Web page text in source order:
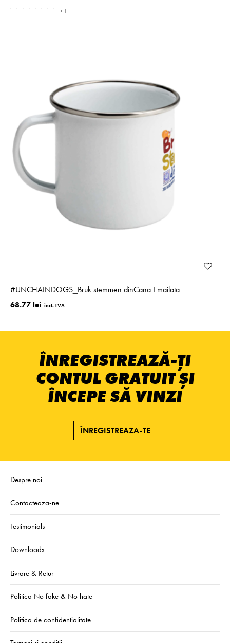
+1
#­UNCHAINDOGS_­Bruk stemmen dinCana Emailata
68.77 lei
ÎNREGISTREAZĂ-ȚI
CONTUL GRATUIT ȘI
ÎNCEPE SĂ VINZI
ÎNREGISTREAZA-TE
Despre noi
Contacteaza-ne
Testimonials
Downloads
Livrare & Retur
Politica No fake & No hate
Politica de confidentialitate